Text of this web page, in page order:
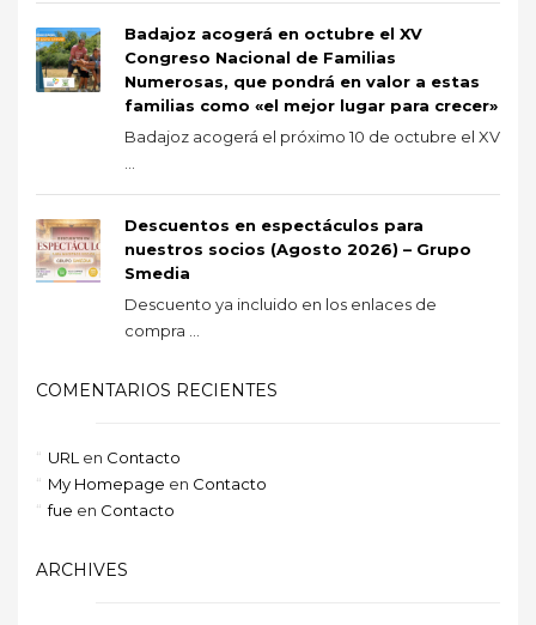
Badajoz acogerá en octubre el XV
Congreso Nacional de Familias
Numerosas, que pondrá en valor a estas
familias como «el mejor lugar para crecer»
Badajoz acogerá el próximo 10 de octubre el XV
Descuentos en espectáculos para
nuestros socios (Agosto 2026) – Grupo
Smedia
Descuento ya incluido en los enlaces de
compra ...
COMENTARIOS RECIENTES
URL en Contacto
My Homepage en Contacto
fue en Contacto
ARCHIVES